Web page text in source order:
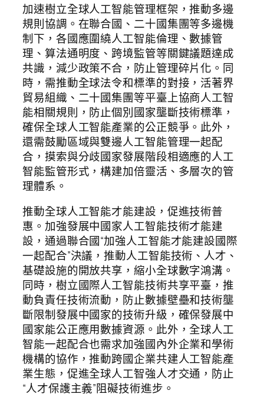
加速樹立全球人工智能管理框架，推動多邊
規則協調。在聯合國、二十國集團等多邊機
制下，各國應圍繞人工智能倫理、數據管
理、算法通明度、跨境監管等關鍵議題達成
共識，減少政策不合，防止管理碎片化。同
時，需推動全球法令和標準的對接，活著界
貿易組織、二十國集團等平臺上協商人工智
能相關規則，防止個別國家壟斷技術標準，
確保全球人工智能產業的公正競爭。此外，
還需鼓勵區域與雙邊人工智能管理一起配
合，摸索與分歧國家發展階段相適應的人工
智能監管形式，構建加倍靈活、多層次的管
理體系。
推動全球人工智能才能建設，促進技術普
惠。加強發展中國家人工智能技術才能建
設，通過聯合國“加強人工智能才能建設國際
一起配合”決議，推動人工智能技術、人才、
基礎設施的開放共享，縮小全球數字鴻溝。
同時，樹立國際人工智能技術共享平臺，推
動負責任技術流動，防止數據壁壘和技術壟
斷限制發展中國家的技術升級，確保發展中
國家能公正應用數據資源。此外，全球人工
智能一起配合也需求加強國內外企業和學術
機構的協作，推動跨國企業共建人工智能產
業生態，促進全球人工智強人才交通，防止
“人才保護主義”阻礙技術進步。